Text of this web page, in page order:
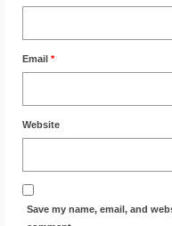
Email *
Website
Save my name, email, and